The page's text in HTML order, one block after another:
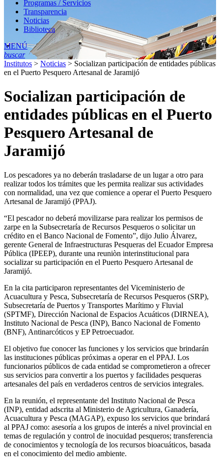
Programas / Servicios
Transparencia
Noticias
Biblioteca
MENÚ
buscar
Institutos > Noticias > Socializan participación de entidades públicas
en el Puerto Pesquero Artesanal de Jaramijó
Socializan participación de
entidades públicas en el Puerto
Pesquero Artesanal de
Jaramijó
Los pescadores ya no deberán trasladarse de un lugar a otro para
realizar todos los trámites que les permita realizar sus actividades
con normalidad, una vez que comience a operar el Puerto Pesquero
Artesanal de Jaramijó (PPAJ).
“El pescador no deberá movilizarse para realizar los permisos de
zarpe en la Subsecretaría de Recursos Pesqueros o solicitar un
crédito en el Banco Nacional de Fomento”, dijo Julio Álvarez,
gerente General de Infraestructuras Pesqueras del Ecuador Empresa
Pública (IPEEP), durante una reuniòn interinstitucional para
socializar su participación en el Puerto Pesquero Artesanal de
Jaramijó.
En la cita participaron representantes del Viceministerio de
Acuacultura y Pesca, Subsecretaría de Recursos Pesqueros (SRP),
Subsecretaría de Puertos y Transportes Marítimo y Fluvial
(SPTMF), Dirección Nacional de Espacios Acuáticos (DIRNEA),
Instituto Nacional de Pesca (INP), Banco Nacional de Fomento
(BNF), Antinarcóticos y EP Petroecuador.
El objetivo fue conocer las funciones y los servicios que brindarán
las instituciones públicas próximas a operar en el PPAJ. Los
funcionarios públicos de cada entidad se comprometieron a ofrecer
sus servicios para convertir a los puertos y facilidades pesqueras
artesanales del país en verdaderos centros de servicios integrales.
En la reunión, el representante del Instituto Nacional de Pesca
(INP), entidad adscrita al Ministerio de Agricultura, Ganadería,
Acuacultura y Pesca (MAGAP), expuso los servicios que brindará
al PPAJ como: asesoría a los grupos de interés a nivel provincial en
temas de regulación y control de inocuidad pesqueros; transferencia
de conocimientos y tecnología de los recursos bioacuáticos, basada
en el conocimiento del medio ambiente.